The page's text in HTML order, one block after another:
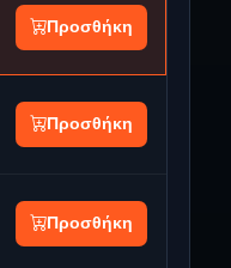
Προσθήκη
Προσθήκη
Προσθήκη